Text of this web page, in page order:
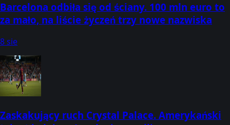
Barcelona odbiła się od ściany. 100 mln euro to
za mało, na liście życzeń trzy nowe nazwiska
8 sie
Zaskakujący ruch Crystal Palace. Amerykański